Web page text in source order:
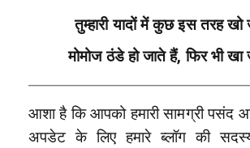
तुम्हारी यादों में कुछ इस तरह खो
मोमोज ठंडे हो जाते हैं, फिर भी खा
आशा है कि आपको हमारी सामग्री पसंद
अपडेट के लिए हमारे ब्लॉग की